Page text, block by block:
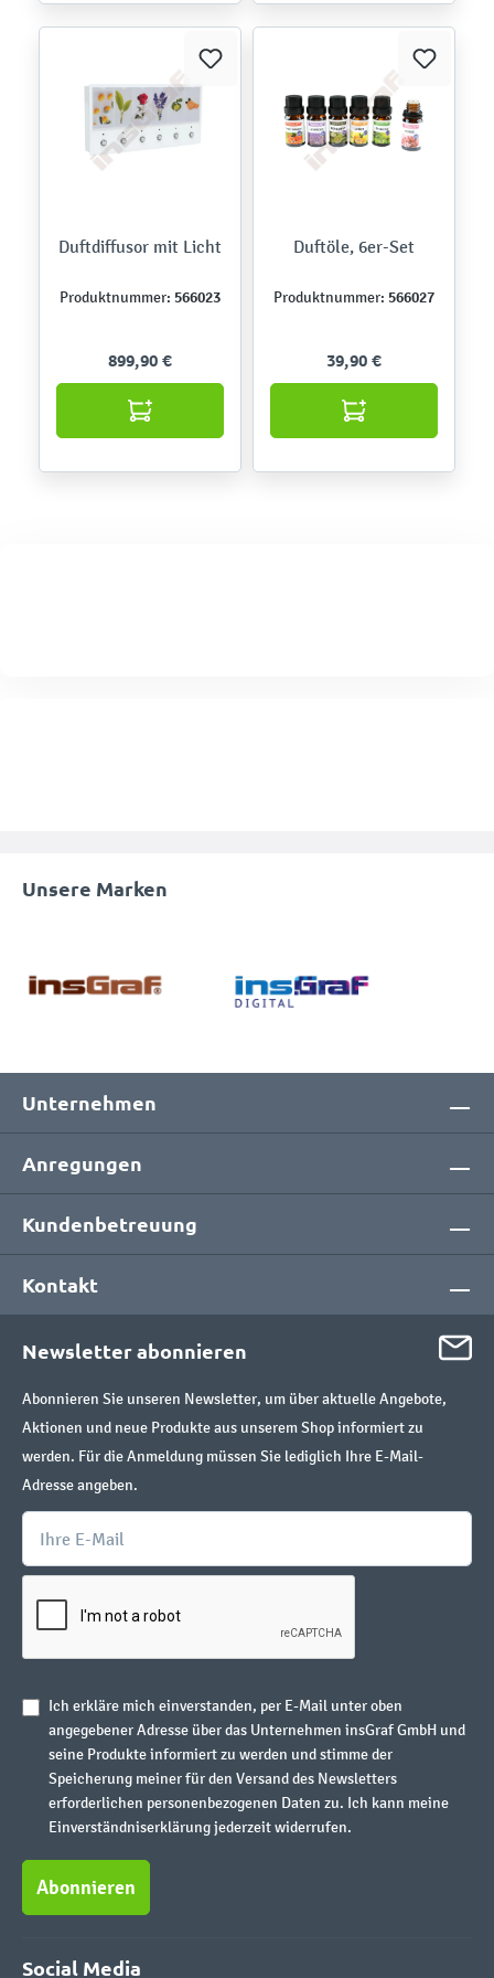
Duftdiffusor mit Licht
Produktnummer: 566023
899,90 €
Duftöle, 6er-Set
Produktnummer: 566027
39,90 €
Unsere Marken
Unternehmen
Anregungen
Kundenbetreuung
Kontakt
Newsletter abonnieren
Abonnieren Sie unseren Newsletter, um über aktuelle Angebote,
Aktionen und neue Produkte aus unserem Shop informiert zu
werden. Für die Anmeldung müssen Sie lediglich Ihre E-Mail-
Adresse angeben.
Ich erkläre mich einverstanden, per E-Mail unter oben
angegebener Adresse über das Unternehmen insGraf GmbH und
seine Produkte informiert zu werden und stimme der
Speicherung meiner für den Versand des Newsletters
erforderlichen personenbezogenen Daten zu. Ich kann meine
Einverständniserklärung jederzeit widerrufen.
Abonnieren
Social Media